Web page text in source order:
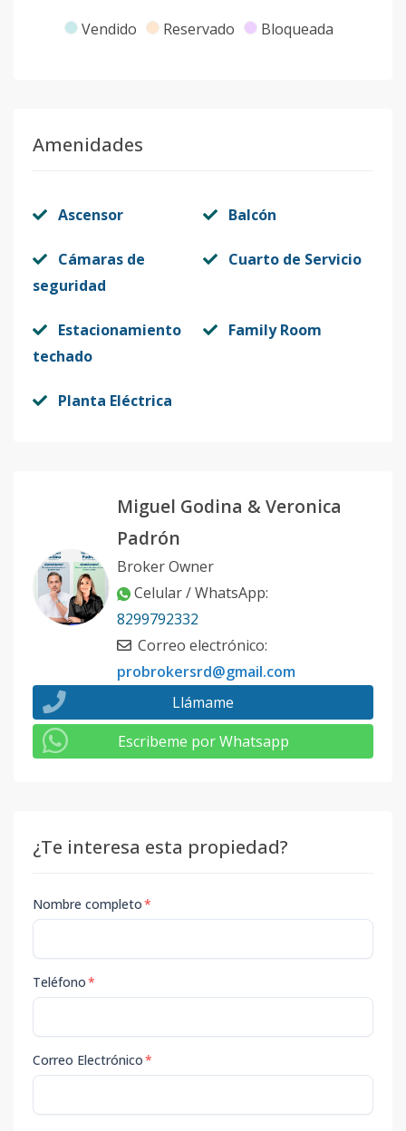
Vendido Reservado Bloqueada
Amenidades
Ascensor Balcón
Cámaras de
seguridad
Cuarto de Servicio
Estacionamiento
techado
Family Room
Planta Eléctrica
Miguel Godina & Veronica
Padrón
Broker Owner
Celular / WhatsApp:
8299792332
Correo electrónico:
probrokersrd@gmail.com
Llámame
Escribeme por Whatsapp
¿Te interesa esta propiedad?
Nombre completo*
Teléfono*
Correo Electrónico*